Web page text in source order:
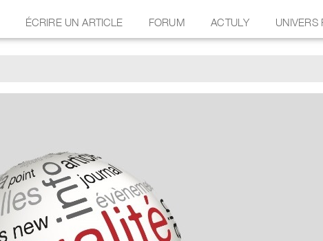
ÉCRIRE UN ARTICLE FORUM ACTULY UNIVERS